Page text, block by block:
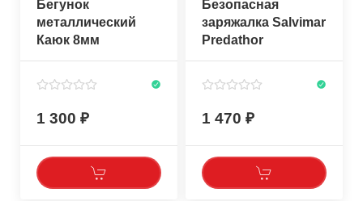
Бегунок
металлический
Каюк 8мм
1 300
Безопасная
заряжалка Salvimar
Predathor
1 470